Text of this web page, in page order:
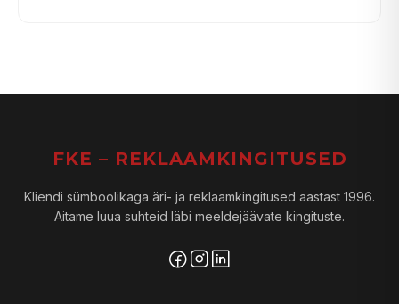
FKE – REKLAAMKINGITUSED
Kliendi sümboolikaga äri- ja reklaamkingitused aastast 1996.
Aitame luua suhteid läbi meeldejäävate kingituste.